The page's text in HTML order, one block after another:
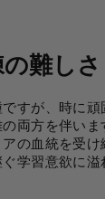
難しさ
すが、時に頑
両方を伴い
の血統を受け
学習意欲に溢